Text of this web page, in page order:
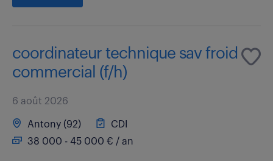
coordinateur technique sav froid
commercial (f/h)
6 août 2026
Antony (92)
CDI
38 000 - 45 000 € / an